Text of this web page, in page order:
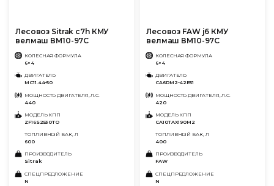
Лесовоз Sitrak c7h КМУ
велмаш ВМ10-97С
КОЛЕСНАЯ ФОРМУЛА
6×4
ДВИГАТЕЛЬ
MC11.44-50
МОЩНОСТЬ ДВИГАТЕЛЯ, Л.С.
440
МОДЕЛЬ КПП
ZF16S2530TO
ТОПЛИВНЫЙ БАК, Л
600
ПРОИЗВОДИТЕЛЬ
Sitrak
СПЕЦПРЕДЛОЖЕНИЕ
N
Лесовоз FAW j6 КМУ
велмаш ВМ10-97С
КОЛЕСНАЯ ФОРМУЛА
6×4
ДВИГАТЕЛЬ
CA6DM2-42E51
МОЩНОСТЬ ДВИГАТЕЛЯ, Л.С.
420
МОДЕЛЬ КПП
CA10TAX190M2
ТОПЛИВНЫЙ БАК, Л
400
ПРОИЗВОДИТЕЛЬ
FAW
СПЕЦПРЕДЛОЖЕНИЕ
N